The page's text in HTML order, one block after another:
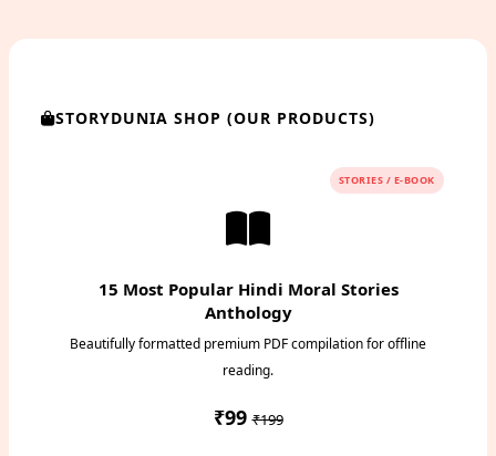
STORYDUNIA SHOP (OUR PRODUCTS)
STORIES / E-BOOK
15 Most Popular Hindi Moral Stories
Anthology
Beautifully formatted premium PDF compilation for offline
reading.
₹99₹199